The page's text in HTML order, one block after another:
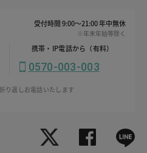
受付時間 9:00～21:00 年中無休
※年末年始等除く
携帯・IP電話から（有料）
0570-003-003
り返しお電話いたします